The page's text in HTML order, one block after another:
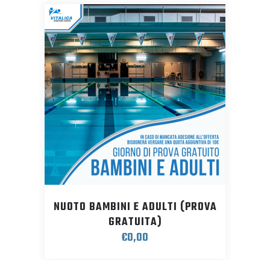
NUOTO BAMBINI E ADULTI (PROVA
GRATUITA)
€0,00